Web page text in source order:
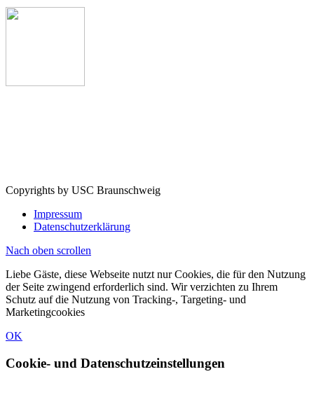
Copyrights by USC Braunschweig
Impressum
Datenschutzerklärung
Nach oben scrollen
Liebe Gäste, diese Webseite nutzt nur Cookies, die für den Nutzung
der Seite zwingend erforderlich sind. Wir verzichten zu Ihrem
Schutz auf die Nutzung von Tracking-, Targeting- und
Marketingcookies
OK
Cookie- und Datenschutzeinstellungen